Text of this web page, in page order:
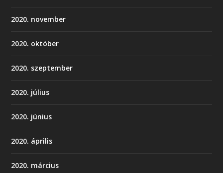
2020. november
2020. október
2020. szeptember
2020. július
2020. június
2020. április
2020. március